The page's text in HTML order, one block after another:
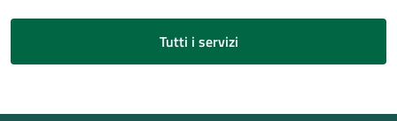
Tutti i servizi